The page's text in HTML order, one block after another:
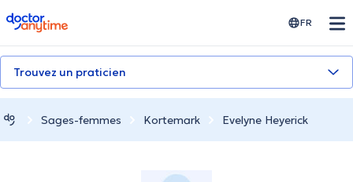
doctoranytime FR
Trouvez un praticien
Sages-femmes Kortemark Evelyne Heyerick